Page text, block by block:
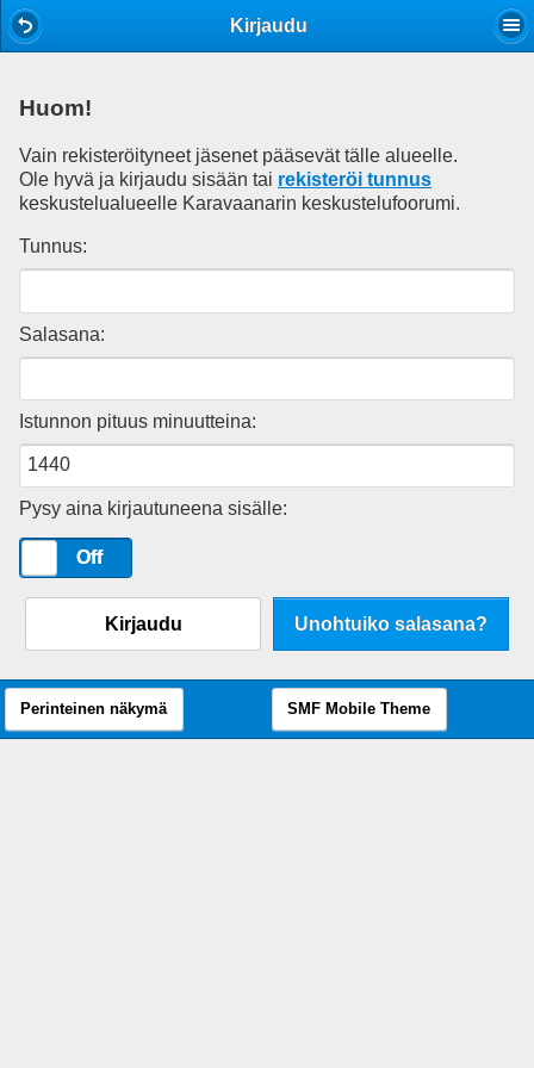
Kirjaudu
Huom!
Vain rekisteröityneet jäsenet pääsevät tälle alueelle.
Ole hyvä ja kirjaudu sisään tai rekisteröi tunnus
keskustelualueelle Karavaanarin keskustelufoorumi.
Tunnus:
Salasana:
Istunnon pituus minuutteina:
Pysy aina kirjautuneena sisälle:
Off
Kirjaudu Unohtuiko salasana?
Perinteinen näkymä SMF Mobile Theme